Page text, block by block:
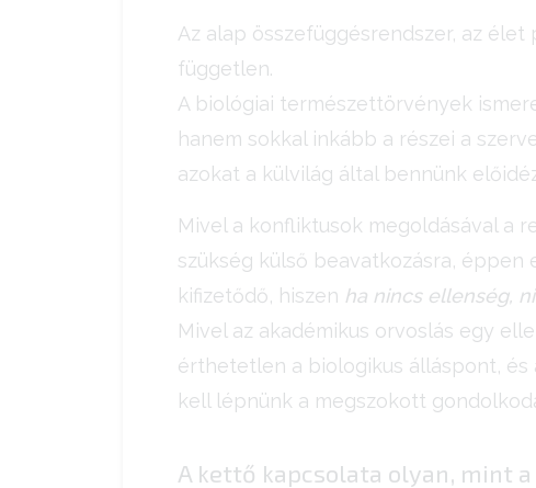
Az alap összefüggésrendszer, az
független.
A biológiai természettörvények
hanem sokkal inkább a részei a
azokat a külvilág által bennünk
Mivel a konfliktusok megoldásával a
szükség külső beavatkozásra,
kifizetődő, hiszen ha nincs ellenség,
Mivel az akadémikus orvoslás egy
érthetetlen a biologikus álláspont,
kell lépnünk a megszokott
A kettő kapcsolata olyan, mint